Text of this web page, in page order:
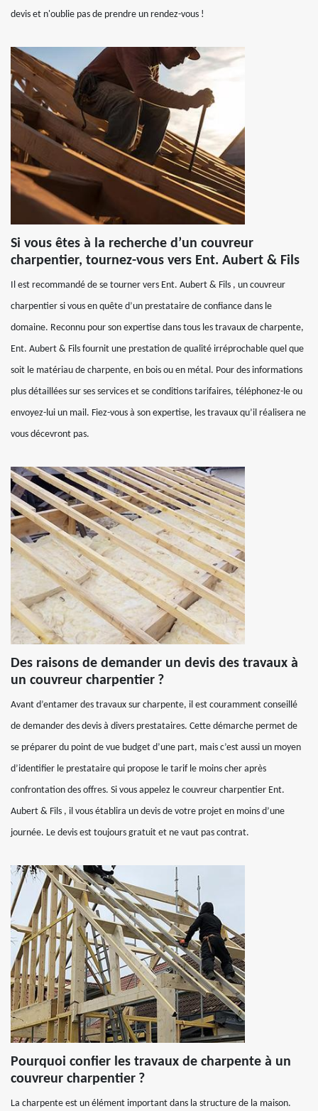
devis et n'oublie pas de prendre un rendez-vous !
Si vous êtes à la recherche d’un couvreur
charpentier, tournez-vous vers Ent. Aubert & Fils
Il est recommandé de se tourner vers Ent. Aubert & Fils , un couvreur
charpentier si vous en quête d’un prestataire de confiance dans le
domaine. Reconnu pour son expertise dans tous les travaux de charpente,
Ent. Aubert & Fils fournit une prestation de qualité irréprochable quel que
soit le matériau de charpente, en bois ou en métal. Pour des informations
plus détaillées sur ses services et se conditions tarifaires, téléphonez-le ou
envoyez-lui un mail. Fiez-vous à son expertise, les travaux qu’il réalisera ne
vous décevront pas.
Des raisons de demander un devis des travaux à
un couvreur charpentier ?
Avant d’entamer des travaux sur charpente, il est couramment conseillé
de demander des devis à divers prestataires. Cette démarche permet de
se préparer du point de vue budget d’une part, mais c’est aussi un moyen
d’identifier le prestataire qui propose le tarif le moins cher après
confrontation des offres. Si vous appelez le couvreur charpentier Ent.
Aubert & Fils , il vous établira un devis de votre projet en moins d’une
journée. Le devis est toujours gratuit et ne vaut pas contrat.
Pourquoi confier les travaux de charpente à un
couvreur charpentier ?
La charpente est un élément important dans la structure de la maison.